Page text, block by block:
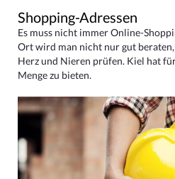
Shopping-Adressen
Es muss nicht immer Online-
Ort wird man nicht nur gut
Herz und Nieren prüfen. Kiel hat
Menge zu bieten.